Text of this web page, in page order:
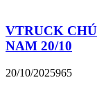
VTRUCK
NAM 20/10
20/10/2025965